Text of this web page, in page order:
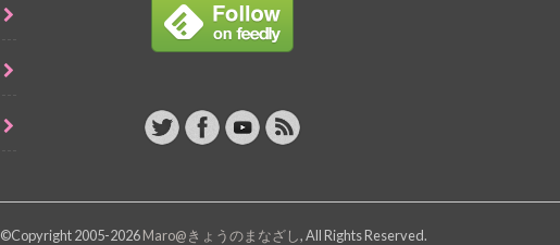
©Copyright 2005-2026Maro@きょうのまなざし, All Rights Reserved.